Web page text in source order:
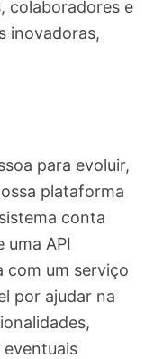
colaboradores e
inovadoras,
para evoluir,
plataforma
conta
uma API
com um serviço
por ajudar na